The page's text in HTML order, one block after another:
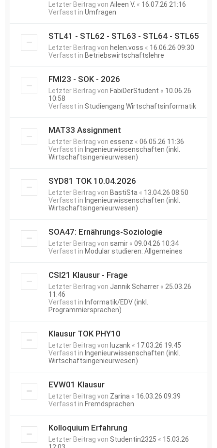
Letzter Beitrag von Aileen V. « 16.07.26 21:16
Verfasst in Umfragen
STL41 - STL62 - STL63 - STL64 - STL65
Letzter Beitrag von helen.voss « 16.06.26 09:30
Verfasst in Betriebswirtschaftslehre
FMI23 - SOK - 2026
Letzter Beitrag von FabiDerStudent « 10.06.26
10:58
Verfasst in Studiengang Wirtschaftsinformatik
MAT33 Assignment
Letzter Beitrag von essenz « 06.05.26 11:36
Verfasst in Ingenieurwissenschaften (inkl.
Wirtschaftsingenieurwesen)
SYD81 TOK 10.04.2026
Letzter Beitrag von BastiSta « 13.04.26 08:50
Verfasst in Ingenieurwissenschaften (inkl.
Wirtschaftsingenieurwesen)
SOA47: Ernährungs-Soziologie
Letzter Beitrag von samir « 09.04.26 10:34
Verfasst in Modular studieren: Allgemeines
CSI21 Klausur - Frage
Letzter Beitrag von Jannik Scharrer « 25.03.26
11:46
Verfasst in Informatik/EDV (inkl.
Programmiersprachen)
Klausur TOK PHY10
Letzter Beitrag von luzank « 17.03.26 19:45
Verfasst in Ingenieurwissenschaften (inkl.
Wirtschaftsingenieurwesen)
EVW01 Klausur
Letzter Beitrag von Zarina « 16.03.26 09:39
Verfasst in Fremdsprachen
Kolloquium Erfahrung
Letzter Beitrag von Studentin2325 « 15.03.26